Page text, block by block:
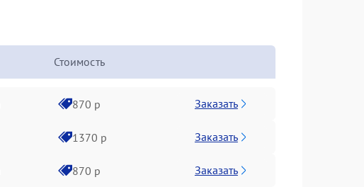
Стоимость
870 р Заказать
1370 р Заказать
870 р Заказать